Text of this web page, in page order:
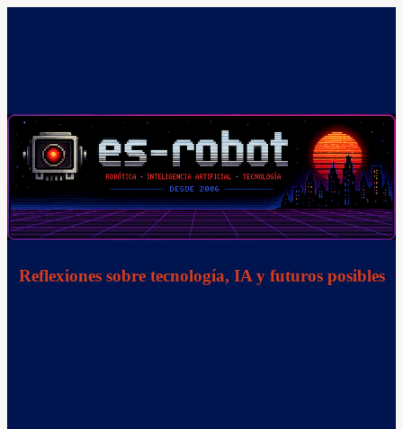
Reflexiones sobre tecnología, IA y futuros posibles